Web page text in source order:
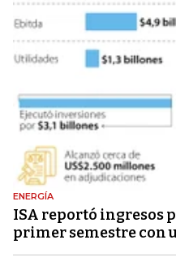
ENERGÍA
ISA reportó ingresos
primer semestre con